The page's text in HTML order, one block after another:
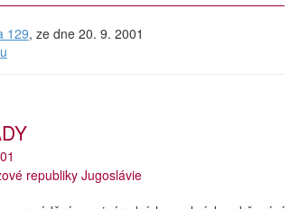
129, ze dne 20. 9. 2001
republiky Jugoslávie